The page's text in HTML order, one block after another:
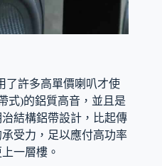
了許多高單價喇叭才使
式)的鋁質高音，並且是
結構鋁帶設計，比起傳
受力，足以應付高功率
一層樓。